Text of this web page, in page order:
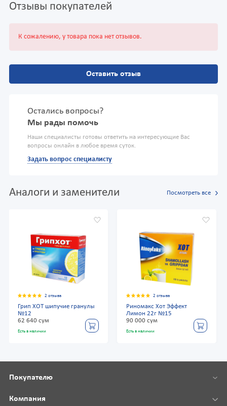
Отзывы покупателей
К сожалению, у товара пока нет отзывов.
Оставить отзыв
Остались вопросы?
Мы рады помочь
Наши специалисты готовы ответить на интересующие Вас
вопросы онлайн в любое время суток.
Задать вопрос специалисту
Аналоги и заменители Посмотреть все
2 отзыва
Грип ХОТ шипучие гранулы
№12
62 640 сум
Есть в наличии
2 отзыва
Риномакс Хот Эффект
Лимон 22г №15
90 000 сум
Есть в наличии
Покупателю
Компания